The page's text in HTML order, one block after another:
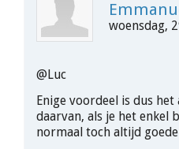
woensdag,
@Luc
Enige voordeel is dus
daarvan, als je het enkel
normaal toch altijd